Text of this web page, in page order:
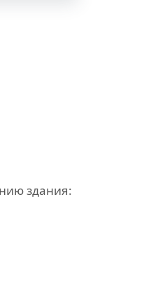
здания: